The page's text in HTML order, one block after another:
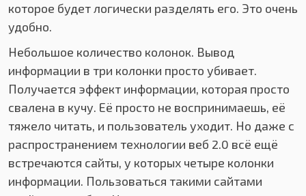
которое будет логически разделять его. Это очень
удобно.
Небольшое количество колонок. Вывод
информации в три колонки просто убивает.
Получается эффект информации, которая просто
свалена в кучу. Её просто не воспринимаешь, её
тяжело читать, и пользователь уходит. Но даже с
распространением технологии веб 2.0 всё ещё
встречаются сайты, у которых четыре колонки
информации. Пользоваться такими сайтами